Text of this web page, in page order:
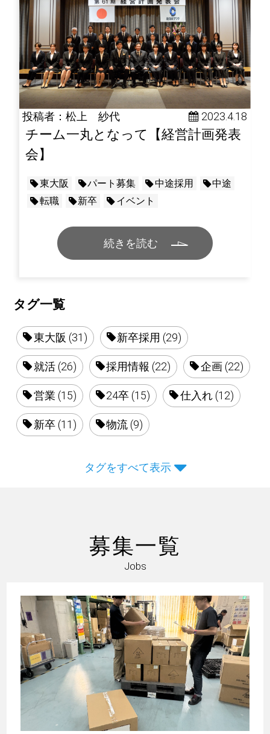
投稿者：松上 紗代 2023.4.18
チーム一丸となって【経営計画発表
会】
東大阪 パート募集 中途採用
中途
転職
新卒 イベント
続きを読む
タグ一覧
東大阪 (31) 新卒採用 (29)
就活 (26) 採用情報 (22) 企画 (22)
営業 (15) 24卒 (15) 仕入れ (12)
新卒 (11) 物流 (9)
タグをすべて表示
募集一覧
Jobs